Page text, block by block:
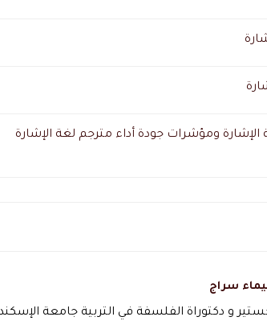
الإشارة ومؤشرات جودة أداء مترجم لغة الإشارة
سراج
و دكتوراة الفلسفة في التربية جامعة